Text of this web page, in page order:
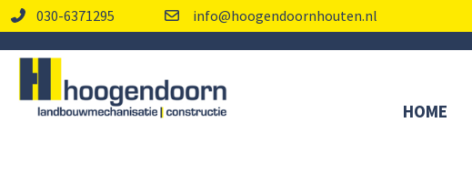
030-6371295 info@hoogendoornhouten.nl
HOME